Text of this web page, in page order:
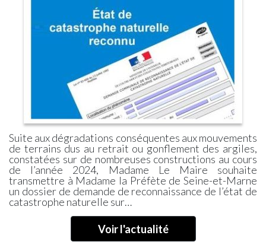
Suite aux dégradations conséquentes aux mouvements
de terrains dus au retrait ou gonflement des argiles,
constatées sur de nombreuses constructions au cours
de l’année 2024, Madame Le Maire souhaite
transmettre à Madame la Préfète de Seine-et-Marne
un dossier de demande de reconnaissance de l’état de
catastrophe naturelle sur…
Voir l'actualité